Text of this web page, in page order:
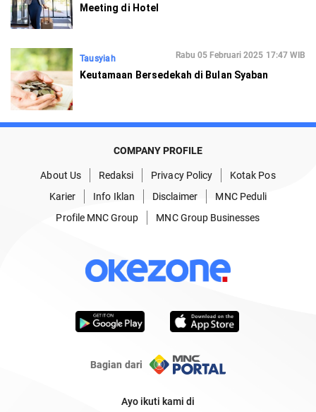
Meeting di Hotel
Tausyiah Rabu 05 Februari 2025 17:47 WIB
Keutamaan Bersedekah di Bulan Syaban
COMPANY PROFILE
About Us Redaksi Privacy Policy
Kotak Pos
Karier
Info Iklan Disclaimer
MNC Peduli
Profile MNC Group
MNC Group Businesses
Bagian dari
Ayo ikuti kami di